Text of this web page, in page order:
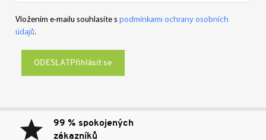
Vložením e-mailu souhlasíte s podmínkami ochrany osobních
údajů.
Přihlásit se
99 % spokojených
zákazníků